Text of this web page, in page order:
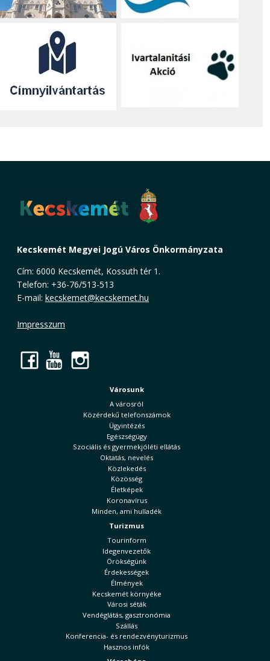
Kecskemét Megyei Jogú Város Önkormányzata
Cím: 6000 Kecskemét, Kossuth tér 1.
Telefon: +36-76/513-513
E-mail: kecskemet@kecskemet.hu
Impresszum
Facebook
YouTube
Városunk
A városról
Közérdekű telefonszámok
Ügyintézés
Egészségügy
Szociális és gyermekjóléti ellátás
Oktatás, nevelés
Közlekedés
Közösség
Életképek
Koronavírus
Minden, ami hulladék
Turizmus
Tourinform
Idegenvezetők
Örökségünk
Érdekességek
Élmények
Kecskemét környéke
Városi séták
Vendéglátás, gasztronómia
Szállás
Konferencia- és rendezvényturizmus
Hasznos infók